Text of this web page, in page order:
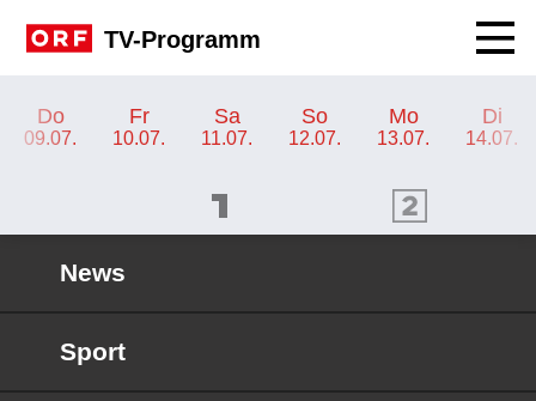
TV-Programm
Do
09.07.
Fr
10.07.
Sa
11.07.
So
12.07.
Mo
13.07.
Di
14.07.
ORF 2 Programm
News
Sport